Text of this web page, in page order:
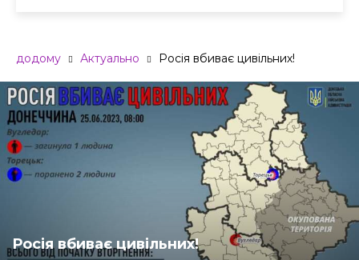
додому Актуально Росія вбиває цивільних!
Росія вбиває цивільних!